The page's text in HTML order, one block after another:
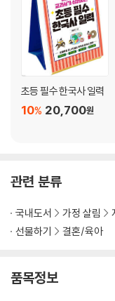
- 차상위 계층 혜택 신청
Chapter 3 학습 질문:
- 한자 급수를 따게 해야
- 초등 고학년, 중학교 수
- 아이가 책상에 단 10분
- 아이가 너무 소극적이
- 아이가 이것저것 다 배
- 교과 학원을 보내는 적
- 논술·과학 학원에 보내
- 자기주도학습을 할 수
- 아이가 점수에 너무 연
초등 필수 한국사 일력
20,700원
10%
관련 분류
국내도서 가정 살림
선물하기
결혼/육아
품목정보